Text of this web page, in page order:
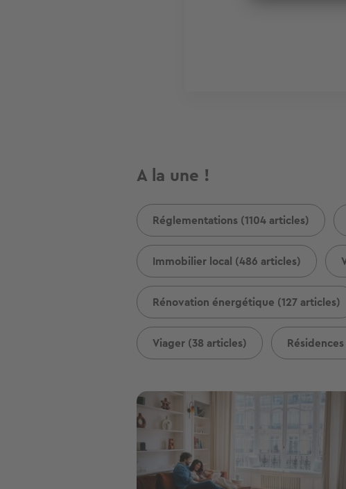
A la une !
Réglementations (1104 articles)
Immobilier local (486 articles)
Rénovation énergétique (127 articles)
Viager (38 articles)
Image